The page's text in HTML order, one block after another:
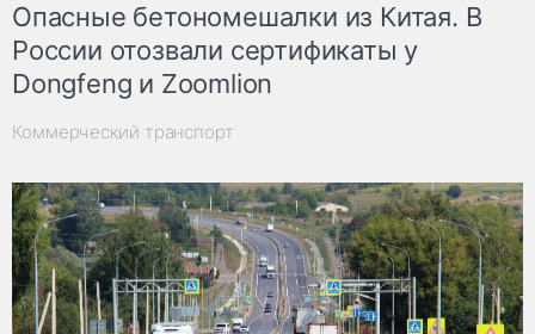
Опасные бетономешалки из Китая. В
России отозвали сертификаты у
Dongfeng и Zoomlion
Коммерческий транспорт